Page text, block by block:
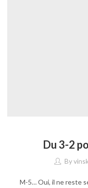
Du 3-2
By
M-5… Oui, il ne reste